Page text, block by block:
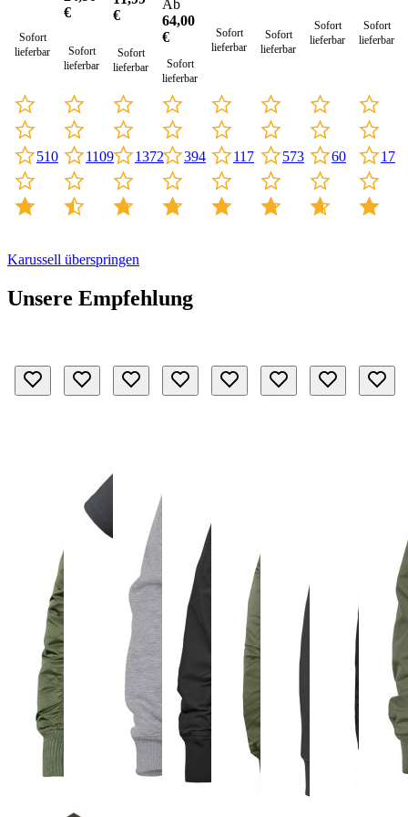
Sofort
lieferbar
510
€
Sofort
lieferbar
1109
€
Sofort
lieferbar
1372
Ab
64,00
€
Sofort
lieferbar
394
Sofort
lieferbar
117
Sofort
lieferbar
573
Sofort
lieferbar
60
Sofort
lieferbar
17
Karussell überspringen
Unsere Empfehlung